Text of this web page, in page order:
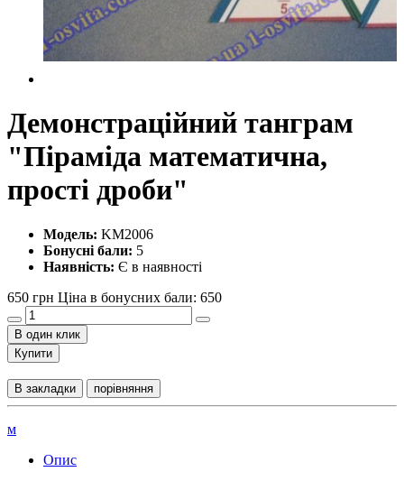
Демонстраційний танграм
"Піраміда математична,
прості дроби"
Модель: KM2006
Бонусні бали: 5
Наявність: Є в наявності
650 грн Ціна в бонусних бали: 650
В один клик
Купити
В закладки порівняння
м
Опис